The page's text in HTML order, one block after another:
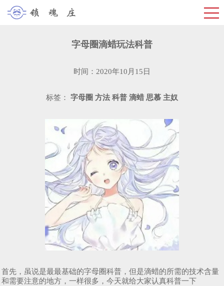
字母圈滴蜡玩法科普
时间：2020年10月15日
标签： 字母圈 方法 科普 滴蜡 思慕 主奴
首先，虽说是最最基础的字母圈科普，但是滴蜡的所需的技术含量
和需要注意的地方，一样很多，今天就给大家认真科普一下